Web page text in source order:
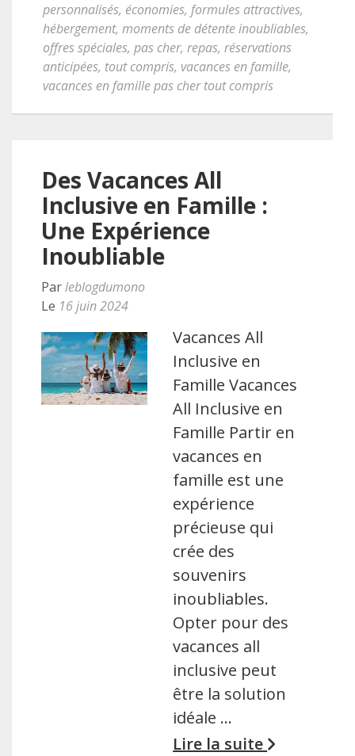
personnalisés, économies, formules attractives,
hébergement, moments de détente inoubliables,
offres spéciales, pas cher, repas, réservations
anticipées, tout compris, vacances en famille,
vacances en famille pas cher tout compris
Des Vacances All
Inclusive en Famille :
Une Expérience
Inoubliable
Parleblogdumono
Le 16 juin 2024
Vacances All
Inclusive en
Famille Vacances
All Inclusive en
Famille Partir en
vacances en
famille est une
expérience
précieuse qui
crée des
souvenirs
inoubliables.
Opter pour des
vacances all
inclusive peut
être la solution
idéale …
Lire la suite